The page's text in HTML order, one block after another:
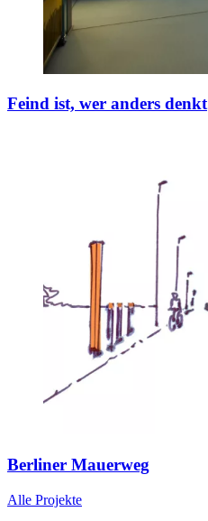
Feind ist, wer anders denkt
Berliner Mauerweg
Alle Projekte